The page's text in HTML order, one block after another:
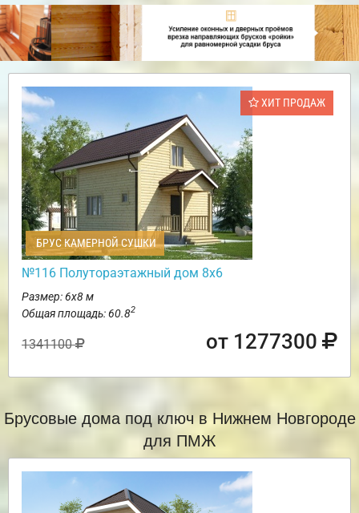
ХИТ ПРОДАЖ
БРУС КАМЕРНОЙ СУШКИ
№116 Полутораэтажный дом 8х6
Размер: 6х8 м
Общая площадь: 60.82
1341100 от 1277300
Брусовые дома под ключ в Нижнем Новгороде
для ПМЖ